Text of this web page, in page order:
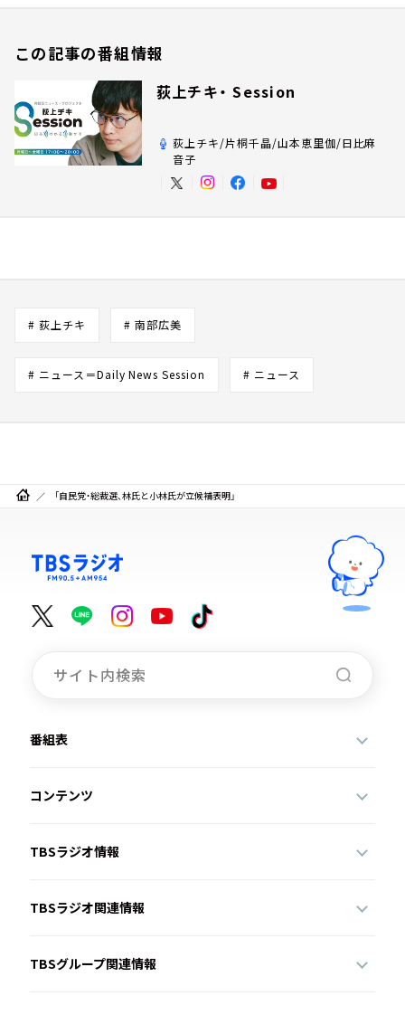
この記事の番組情報
荻上チキ・ Session
荻上チキ/片桐千晶/山本恵里伽/日比麻
音子
# 荻上チキ # 南部広美
# ニュース＝Daily News Session # ニュース
「自民党・総裁選、林氏と小林氏が立候補表明」
番組表
コンテンツ
TBSラジオ情報
TBSラジオ関連情報
TBSグループ関連情報